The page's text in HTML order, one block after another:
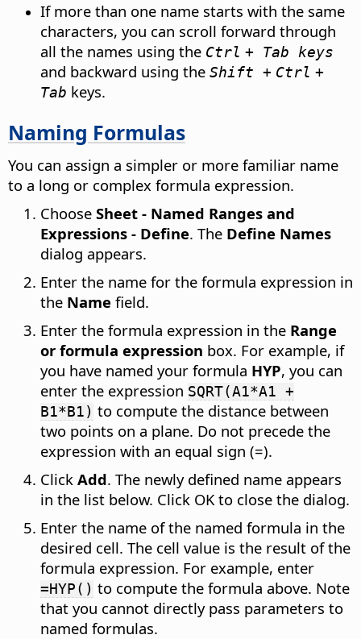
If more than one name starts with the same
characters, you can scroll forward through
all the names using the Ctrl + Tab keys
and backward using the Shift + Ctrl +
Tab keys.
Naming Formulas
You can assign a simpler or more familiar name
to a long or complex formula expression.
Choose Sheet - Named Ranges and
Expressions - Define. The Define Names
dialog appears.
Enter the name for the formula expression in
the Name field.
Enter the formula expression in the Range
or formula expression box. For example, if
you have named your formula HYP, you can
enter the expression SQRT(A1*A1 +
B1*B1) to compute the distance between
two points on a plane. Do not precede the
expression with an equal sign (=).
Click Add. The newly defined name appears
in the list below. Click OK to close the dialog.
Enter the name of the named formula in the
desired cell. The cell value is the result of the
formula expression. For example, enter
=HYP() to compute the formula above. Note
that you cannot directly pass parameters to
named formulas.